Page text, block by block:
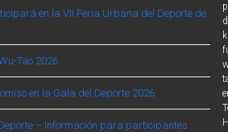
en la VII Feria Urbana del Deporte de
Tao 2026
en la Gala del Deporte 2026
– Información para participantes